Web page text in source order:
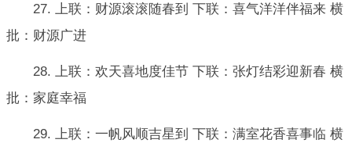
27. 上联：财源滚滚随春到 下联：喜气洋洋伴福来 横
批：财源广进
28. 上联：欢天喜地度佳节 下联：张灯结彩迎新春 横
批：家庭幸福
29. 上联：一帆风顺吉星到 下联：满室花香喜事临 横